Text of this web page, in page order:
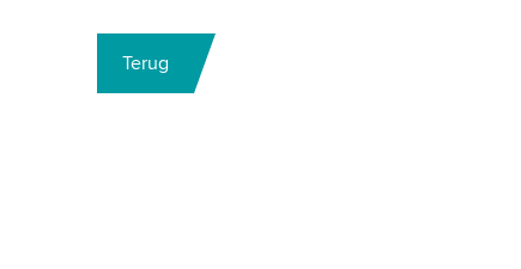
Terug